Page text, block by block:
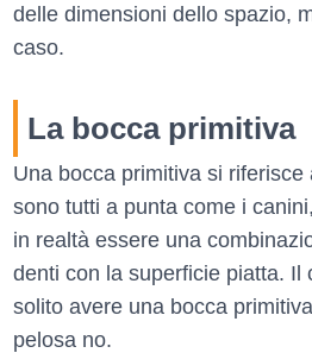
delle dimensioni dello spazio,
caso.
La bocca primitiva
Una bocca primitiva si
sono tutti a punta come i
in realtà essere una
denti con la superficie piatta. Il
solito avere una bocca
pelosa no.